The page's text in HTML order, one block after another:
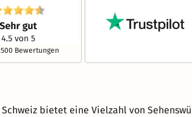
Bewertungen
bietet eine Vielzahl von